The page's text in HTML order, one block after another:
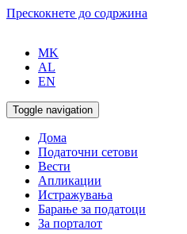
Прескокнете до содржина
MK
AL
EN
Toggle navigation
Дома
Податочни сетови
Вести
Апликации
Истражувања
Барање за податоци
За порталот